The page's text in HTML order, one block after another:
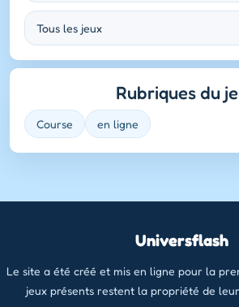
Tous les jeux
Rubriques du
Course en ligne
Universflash
Le site a été créé et mis en ligne pour la
jeux présents restent la propriété de